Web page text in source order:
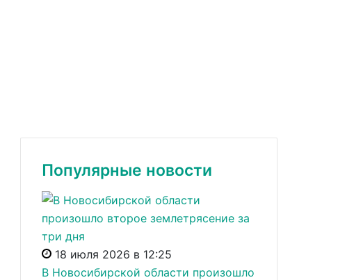
Популярные новости
18 июля 2026 в 12:25
В Новосибирской области произошло